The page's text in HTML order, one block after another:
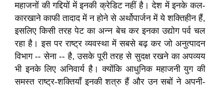
महाजनों की गद्दियों में इनकी क्रेडिट नहीं है। देश में इनके कल-
कारखाने काफी तादाद में न होने से अर्थोपार्जन में ये शक्तिहीन हैं,
इसलिए किसी तरह पेट का अन्न बेच कर इनका उद्योग पर्व चल
रहा है। इस पर राष्ट्र व्यवस्था में सबसे बढ़ कर जो अनुत्पादन
विभाग -- सेना -- है, उसके पूरी तरह से सुदक्ष रखने का अपव्यय
भी इनके लिए अनिवार्य है। क्योंकि आधुनिक महाजनी युग की
समस्त राष्ट्र-शक्तियाँ इनकी शत्रु हैं और उन सबों ने अपनी-